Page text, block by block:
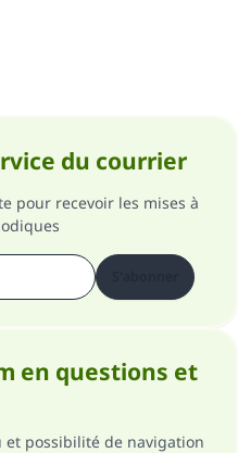
du courrier
pour recevoir les mises à
en questions et
et possibilité de navigation